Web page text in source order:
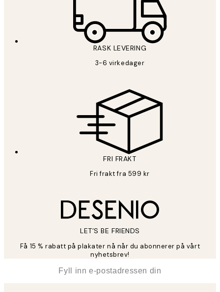
RASK LEVERING
3-6 virkedager
FRI FRAKT
Fri frakt fra 599 kr
LET’S BE FRIENDS
Få 15 % rabatt på plakater nå når du abonnerer på vårt
nyhetsbrev!